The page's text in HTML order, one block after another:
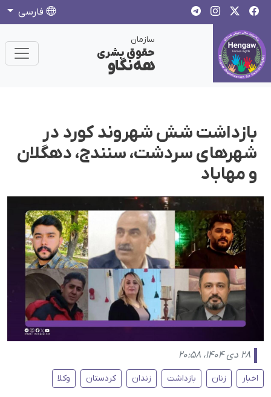
فارسی
سازمان
حقوق بشری
هەنگاو
بازداشت شش شهروند کورد در
شهرهای سردشت، سنندج، دهگلان
و مهاباد
۲۸ دی ۱۴۰۴، ۲۰:۵۸
اخبار زنان بازداشت زندان کردستان وکلا